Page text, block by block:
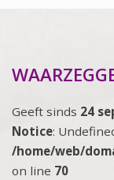
Geeft sinds 24
Notice:
/home/web/
on line 70